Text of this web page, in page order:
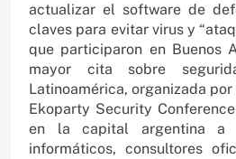
actualizar el software de
claves para evitar virus y
que participaron en Buenos
mayor cita sobre
Latinoamérica, organizada por
Ekoparty Security
en la capital argentina a
informáticos, consultores